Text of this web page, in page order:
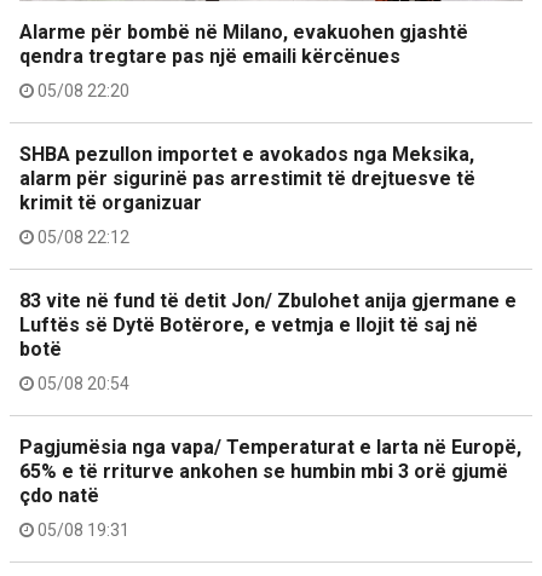
Alarme për bombë në Milano, evakuohen gjashtë
qendra tregtare pas një emaili kërcënues
05/08 22:20
SHBA pezullon importet e avokados nga Meksika,
alarm për sigurinë pas arrestimit të drejtuesve të
krimit të organizuar
05/08 22:12
83 vite në fund të detit Jon/ Zbulohet anija gjermane e
Luftës së Dytë Botërore, e vetmja e llojit të saj në
botë
05/08 20:54
Pagjumësia nga vapa/ Temperaturat e larta në Europë,
65% e të rriturve ankohen se humbin mbi 3 orë gjumë
çdo natë
05/08 19:31